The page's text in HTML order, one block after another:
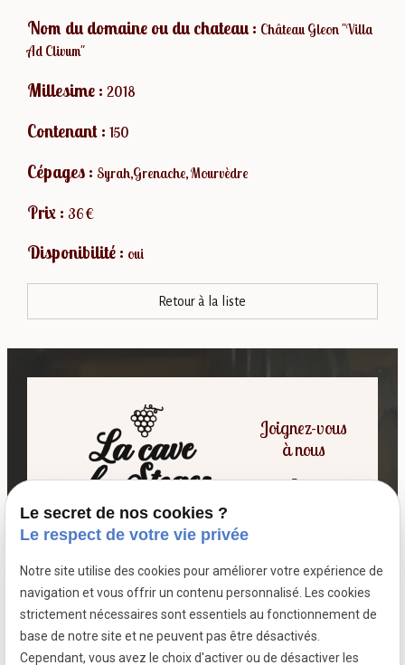
Nom du domaine ou du chateau : Château Gleon "Villa
Ad Clivum"
Millesime : 2018
Contenant : 150
Cépages : Syrah,Grenache, Mourvèdre
Prix : 36 €
Disponibilité : oui
Retour à la liste
Siret :39799787500026
Joignez-vous
à nous
7 passage fleuri
- 59380 SOCX
Le secret de nos cookies ?
Le respect de votre vie privée
Notre site utilise des cookies pour améliorer votre expérience de
navigation et vous offrir un contenu personnalisé. Les cookies
strictement nécessaires sont essentiels au fonctionnement de
base de notre site et ne peuvent pas être désactivés.
Cependant, vous avez le choix d'activer ou de désactiver les